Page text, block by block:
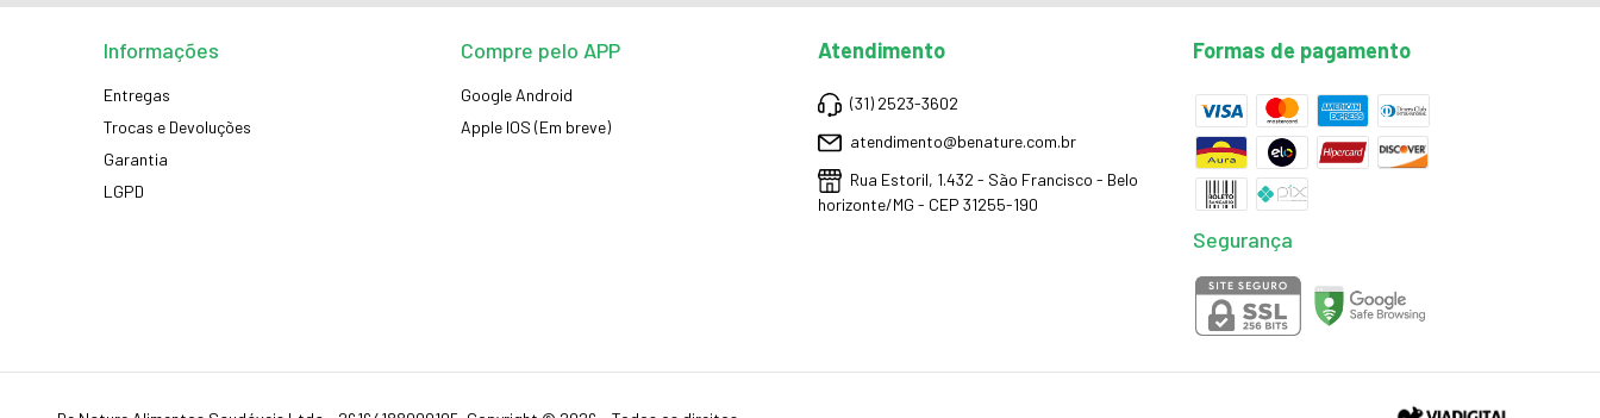
Informações
Entregas
Trocas e Devoluções
Garantia
LGPD
Compre pelo APP
Google Android
Apple IOS (Em breve)
Atendimento
(31) 2523-3602
atendimento@benature.com.br
Rua Estoril, 1.432 - São Francisco - Belo
horizonte/MG - CEP 31255-190
Formas de pagamento
Segurança